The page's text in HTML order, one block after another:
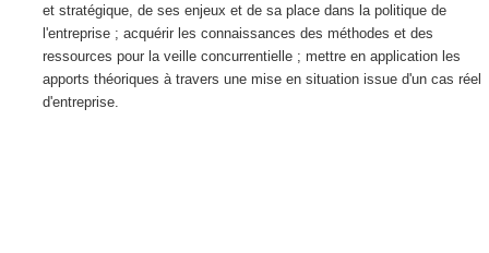
et stratégique, de ses enjeux et de sa place dans la politique de
l'entreprise ; acquérir les connaissances des méthodes et des
ressources pour la veille concurrentielle ; mettre en application les
apports théoriques à travers une mise en situation issue d'un cas réel
d'entreprise.